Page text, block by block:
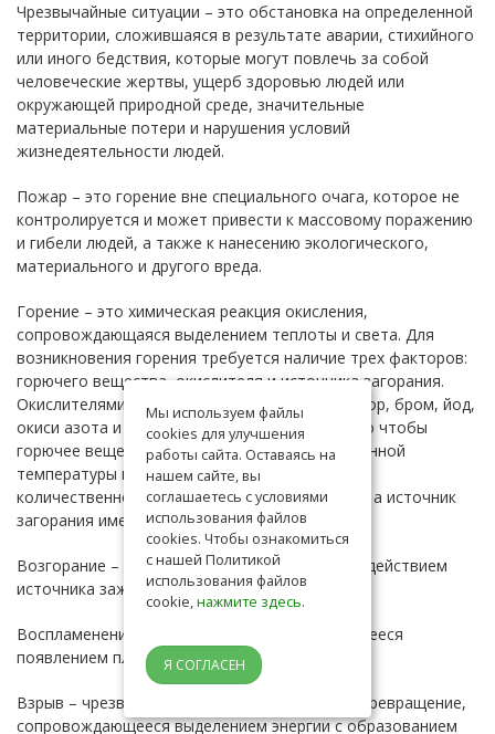
Чрезвычайные ситуации – это обстановка на определенной
территории, сложившаяся в результате аварии, стихийного
или иного бедствия, которые могут повлечь за собой
человеческие жертвы, ущерб здоровью людей или
окружающей природной среде, значительные
материальные потери и нарушения условий
жизнедеятельности людей.
Пожар – это горение вне специального очага, которое не
контролируется и может привести к массовому поражению
и гибели людей, а также к нанесению экологического,
материального и другого вреда.
Горение – это химическая реакция окисления,
сопровождающаяся выделением теплоты и света. Для
возникновения горения требуется наличие трех факторов:
горючего вещества, окислителя и источника загорания.
Окислителями могут быть кислород, хлор, фтор, бром, йод,
окиси азота и другие. Кроме того, необходимо чтобы
горючее вещество было нагрето до определенной
температуры и находилось в определенном
количественном соотношении с окислителем, а источник
загорания имел определенную энергию.
Возгорание – возникновение горения под воздействием
источника зажигания.
Воспламенение – возгорание, сопровождающееся
появлением пламени
Взрыв – чрезвычайно быстрое (взрывчатое) превращение,
сопровождающееся выделением энергии с образованием
Мы используем файлы
cookies для улучшения
работы сайта. Оставаясь на
нашем сайте, вы
соглашаетесь с условиями
использования файлов
cookies. Чтобы ознакомиться
с нашей Политикой
использования файлов
cookie,нажмите здесь.
Я СОГЛАСЕН